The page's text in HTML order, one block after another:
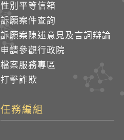
性別平等信箱
訴願案件查詢
訴願案陳述意見及言詞辯論
申請參觀行政院
檔案服務專區
打擊詐欺
任務編組